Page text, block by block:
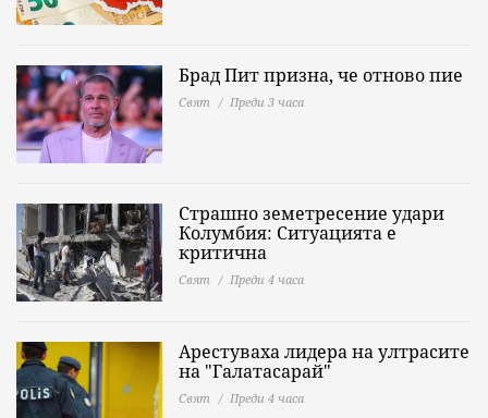
Брад Пит призна, че отново пие
Свят Преди 3 часа
Страшно земетресение удари
Колумбия: Ситуацията е
критична
Свят Преди 4 часа
Арестуваха лидера на ултрасите
на "Галатасарай"
Свят Преди 4 часа